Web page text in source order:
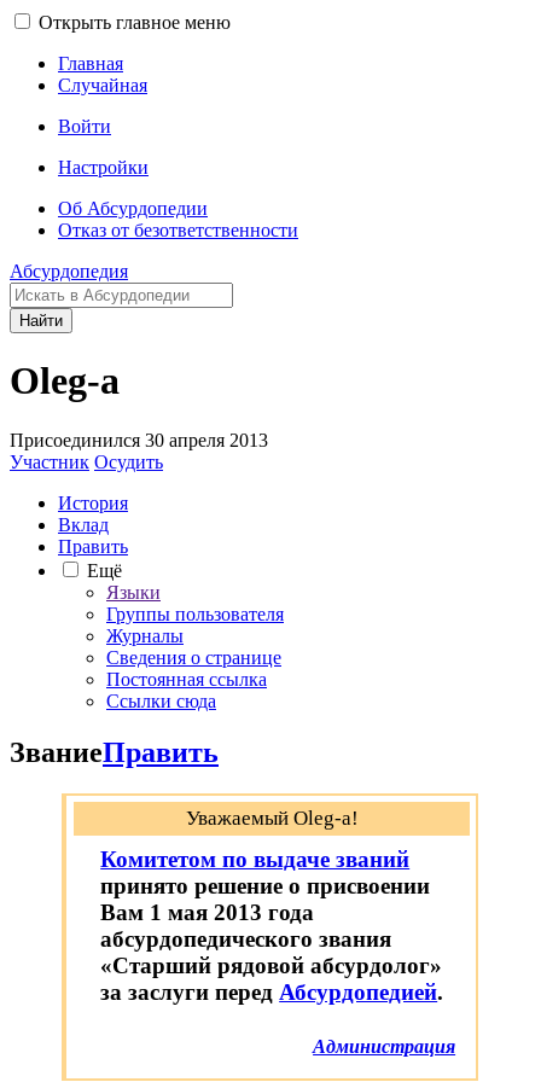
Открыть главное меню
Главная
Случайная
Войти
Настройки
Об Абсурдопедии
Отказ от безответственности
Абсурдопедия
Найти
Oleg-a
Присоединился 30 апреля 2013
Участник Осудить
История
Вклад
Править
Ещё
Языки
Группы пользователя
Журналы
Сведения о странице
Постоянная ссылка
Ссылки сюда
ЗваниеПравить
Уважаемый Oleg-a!
Комитетом по выдаче званий
принято решение о присвоении
Вам 1 мая 2013 года
абсурдопедического звания
«Старший рядовой абсурдолог»
за заслуги перед Абсурдопедией.
Администрация